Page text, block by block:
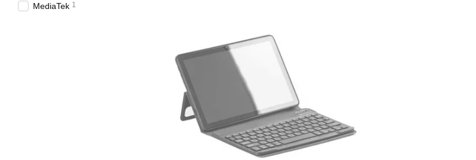
MediaTek 1